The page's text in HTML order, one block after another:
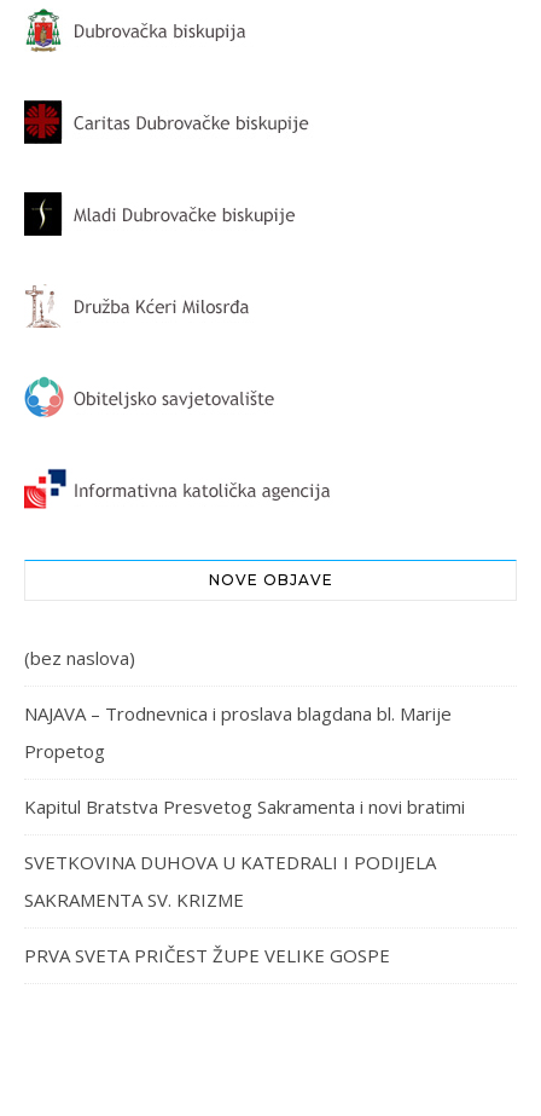
NOVE OBJAVE
(bez naslova)
NAJAVA – Trodnevnica i proslava blagdana bl. Marije
Propetog
Kapitul Bratstva Presvetog Sakramenta i novi bratimi
SVETKOVINA DUHOVA U KATEDRALI I PODIJELA
SAKRAMENTA SV. KRIZME
PRVA SVETA PRIČEST ŽUPE VELIKE GOSPE